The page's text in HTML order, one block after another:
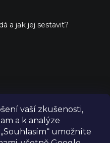
vaší zkušenosti,
a k analýze
umožníte
a jak jej sestavit?